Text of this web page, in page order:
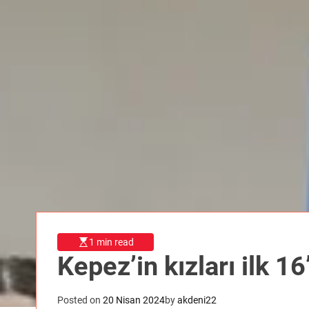
1 min read
Kepez’in kızları ilk
Posted on 20 Nisan 2024byakdeni22